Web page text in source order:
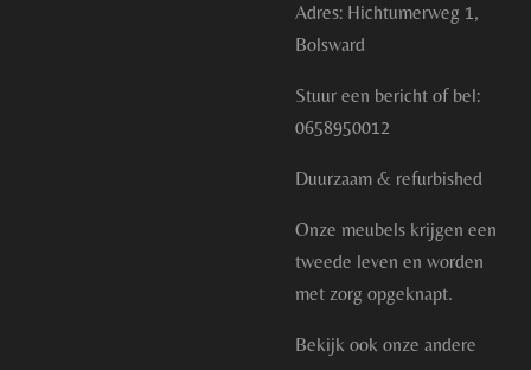
Adres: Hichtumerweg 1,
Bolsward
Stuur een bericht of bel:
0658950012
Duurzaam & refurbished
Onze meubels krijgen een
tweede leven en worden
met zorg opgeknapt.
Bekijk ook onze andere